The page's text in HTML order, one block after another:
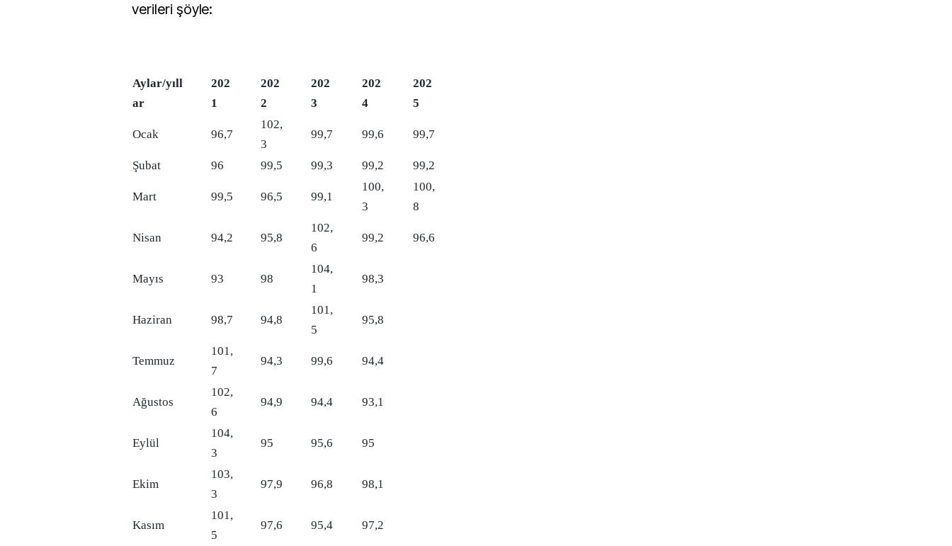
verileri şöyle:
Aylar/yıll
ar
202
1
202
2
202
3
202
4
202
5
Ocak 96,7
102,
3
99,7 99,6 99,7
Şubat 96 99,5 99,3 99,2 99,2
Mart 99,5 96,5 99,1
100,
3
100,
8
Nisan 94,2 95,8
102,
6
99,2 96,6
Mayıs 93 98
104,
1
98,3
Haziran 98,7 94,8
101,
5
95,8
Temmuz
101,
7
94,3 99,6 94,4
Ağustos
102,
6
94,9 94,4 93,1
Eylül
104,
3
95 95,6 95
Ekim
103,
3
97,9 96,8 98,1
Kasım
101,
5
97,6 95,4 97,2